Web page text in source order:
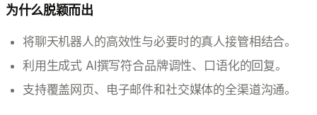
为什么脱颖而出
将聊天机器人的高效性与必要时的真人接管相结合。
利用生成式 AI撰写符合品牌调性、口语化的回复。
支持覆盖网页、电子邮件和社交媒体的全渠道沟通。